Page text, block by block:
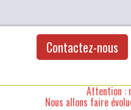
Contactez-nous
Attention :
Nous allons faire